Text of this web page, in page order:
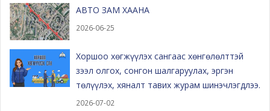
АВТО ЗАМ ХААНА
2026-06-25
Хоршоо хөгжүүлэх сангаас хөнгөлөлттэй
зээл олгох, сонгон шалгаруулах, эргэн
төлүүлэх, хяналт тавих журам шинэчлэгдлээ.
2026-07-02